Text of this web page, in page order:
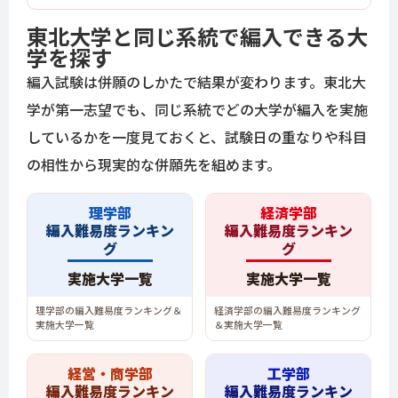
東北大学と同じ系統で編入できる大
学を探す
編入試験は併願のしかたで結果が変わります。東北大
学が第一志望でも、同じ系統でどの大学が編入を実施
しているかを一度見ておくと、試験日の重なりや科目
の相性から現実的な併願先を組めます。
理学部
編入難易度ランキン
グ
実施大学一覧
理学部の編入難易度ランキング＆
実施大学一覧
経済学部
編入難易度ランキン
グ
実施大学一覧
経済学部の編入難易度ランキング
＆実施大学一覧
経営・商学部
編入難易度ランキン
工学部
編入難易度ランキン